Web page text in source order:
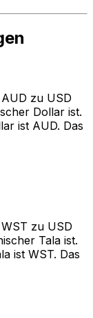
zu USD
Dollar ist.
ist AUD. Das
zu USD
Tala ist.
ist WST. Das